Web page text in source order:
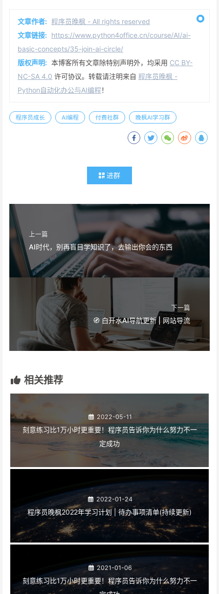
文章作者: 程序员晚枫 - All rights reserved
文章链接: https://www.python4office.cn/course/AI/ai-
basic-concepts/35-join-ai-circle/
版权声明: 本博客所有文章除特别声明外，均采用 CC BY-
NC-SA 4.0 许可协议。转载请注明来自 程序员晚枫 -
Python自动化办公与AI编程！
程序员成长 AI编程 付费社群 晚枫AI学习群
进群
上一篇
AI时代，别再盲目学知识了，去输出你会的东西
下一篇
🧭 白开水AI导航更新 | 网站导流
相关推荐
2022-05-11
刻意练习比1万小时更重要！程序员告诉你为什么努力不一
定成功
2022-01-24
程序员晚枫2022年学习计划 | 待办事项清单(持续更新)
2021-01-06
刻意练习比1万小时更重要！程序员告诉你为什么努力不一